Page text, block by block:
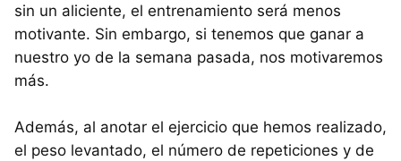
sin un aliciente, el entrenamiento será menos
motivante. Sin embargo, si tenemos que ganar a
nuestro yo de la semana pasada, nos motivaremos
más.
Además, al anotar el ejercicio que hemos realizado,
el peso levantado, el número de repeticiones y de